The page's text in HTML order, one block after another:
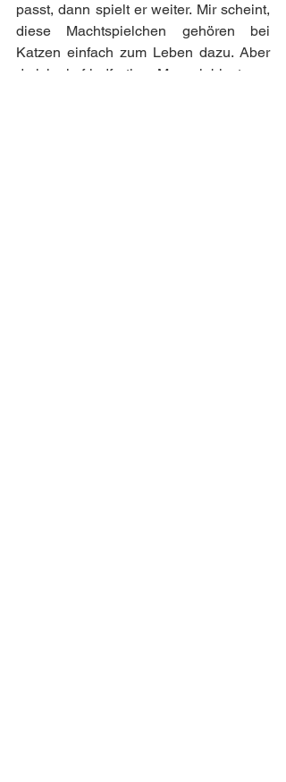
passt, dann spielt er weiter. Mir scheint,
diese Machtspielchen gehören bei
Katzen einfach zum Leben dazu. Aber
da ich ein friedfertiger Mensch bin, trage